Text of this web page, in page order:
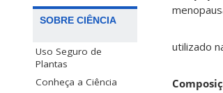
SOBRE CIÊNCIA
Uso Seguro de
Plantas
Conheça a Ciência
utilizado